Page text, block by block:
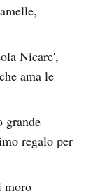
Nicare',
ama le
grande
regalo per
moro